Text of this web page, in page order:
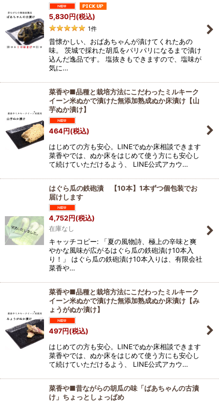
5,830円(税込)
1件
昔懐かしい、おばあちゃんが漬けてくれたあの
味。 茨城で採れた胡瓜をパリパリになるまで漬け
込んだ逸品です。 塩抜きもできますので、塩味が
気に…
菜香や■品種と栽培方法にこだわったミルキーク
イーン米ぬかで漬けた無添加熟成ぬか床漬け【山
芋ぬか漬け】
464円(税込)
はじめての方も安心。LINEでぬか床相談できます
菜香やでは、ぬか床をはじめて使う方にも安心し
て続けていただけるよう、 LINE公式アカウ…
はぐら瓜の鉄砲漬 【10本】1本ずつ個包装でお
届けします
4,752円(税込)
在庫なし
キャッチコピー: 「夏の風物詩、極上の辛味と爽
やかな風味が広がるはぐら瓜の鉄砲漬け10本入
り！」 はぐら瓜の鉄砲漬け10本入りは、有限会社
菜香や…
菜香や■品種と栽培方法にこだわったミルキーク
イーン米ぬかで漬けた無添加熟成ぬか床漬け【み
ょうがぬか漬け】
497円(税込)
はじめての方も安心。LINEでぬか床相談できます
菜香やでは、ぬか床をはじめて使う方にも安心し
て続けていただけるよう、 LINE公式アカウ…
菜香や■昔ながらの胡瓜の味「ばあちゃんの古漬
け」ちょっとしょっぱめ